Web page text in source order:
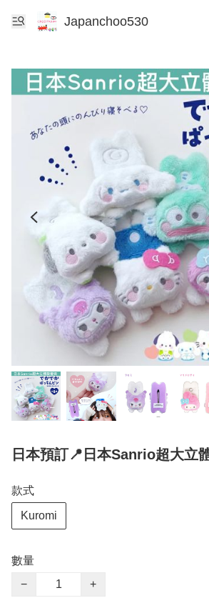
Japanchoo530
日本預訂📍日本Sanrio超大立
款式
Kuromi
數量
−
+